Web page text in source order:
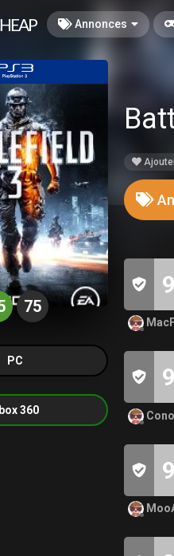
Annonces
75
PC
360